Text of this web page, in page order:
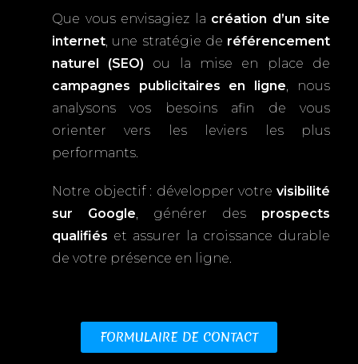
Que vous envisagiez la création d’un site
internet, une stratégie de référencement
naturel (SEO) ou la mise en place de
campagnes publicitaires en ligne, nous
analysons vos besoins afin de vous
orienter vers les leviers les plus
performants.
Notre objectif : développer votre visibilité
sur Google, générer des prospects
qualifiés et assurer la croissance durable
de votre présence en ligne.
FORMULAIRE DE CONTACT